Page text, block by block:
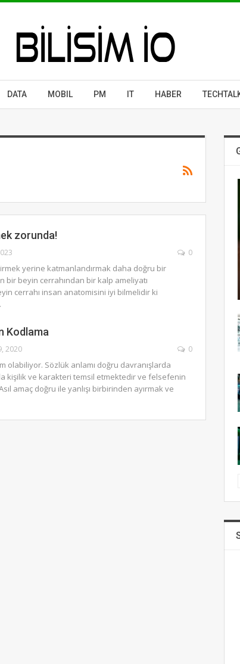
DATA MOBIL PM IT HABER
zorunda!
0
yerine katmanlandırmak daha doğru bir
bir beyin cerrahından bir kalp ameliyatı
cerrahı insan anatomisini iyi bilmelidir ki
Kodlama
2020 0
olabiliyor. Sözlük anlamı doğru davranışlarda
kişilik ve karakteri temsil etmektedir ve felsefenin
amaç doğru ile yanlışı birbirinden ayırmak ve